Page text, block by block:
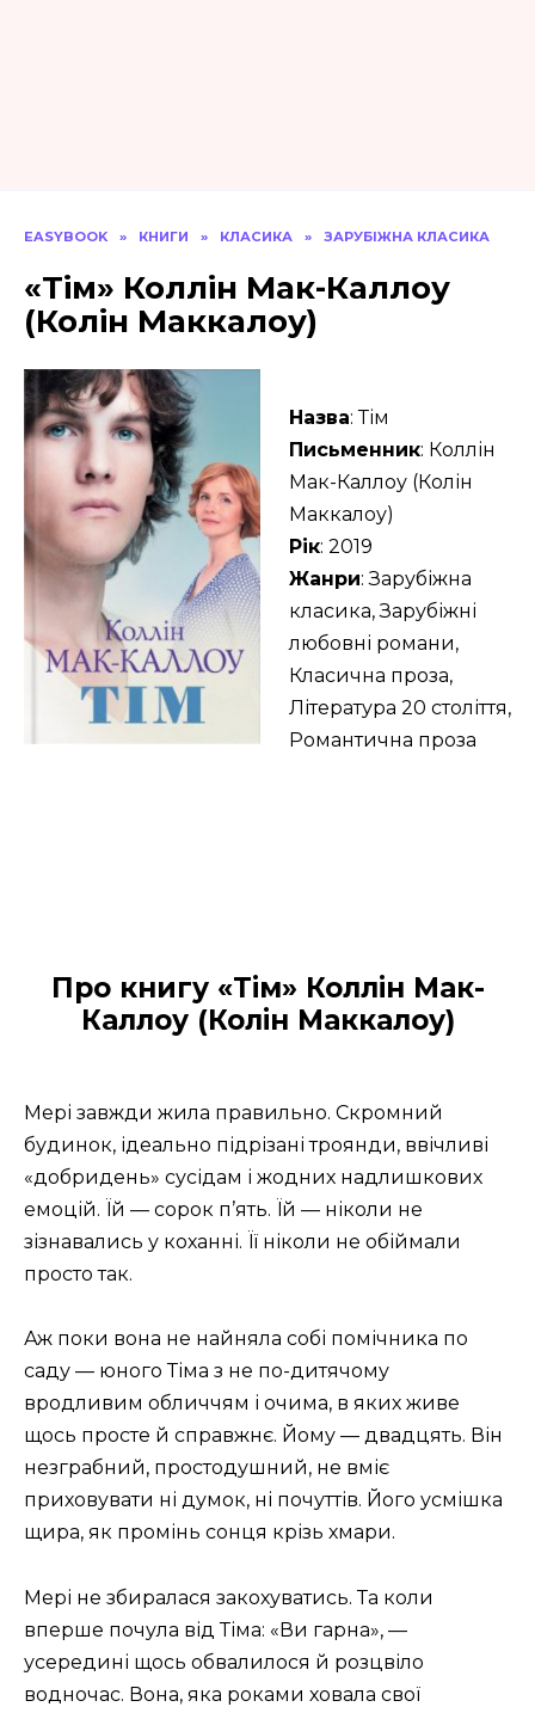
EASYBOOK » КНИГИ » КЛАСИКА » ЗАРУБІЖНА КЛАСИКА
«Тім» Коллін Мак-Каллоу
(Колін Маккалоу)
Назва: Тім
Письменник: Коллін
Мак-Каллоу (Колін
Маккалоу)
Рік: 2019
Жанри: Зарубіжна
класика, Зарубіжні
любовні романи,
Класична проза,
Література 20 століття,
Романтична проза
Про книгу «Тім» Коллін Мак-
Каллоу (Колін Маккалоу)
Мері завжди жила правильно. Скромний
будинок, ідеально підрізані троянди, ввічливі
«добридень» сусідам і жодних надлишкових
емоцій. Їй — сорок п’ять. Їй — ніколи не
зізнавались у коханні. Її ніколи не обіймали
просто так.
Аж поки вона не найняла собі помічника по
саду — юного Тіма з не по-дитячому
вродливим обличчям і очима, в яких живе
щось просте й справжнє. Йому — двадцять. Він
незграбний, простодушний, не вміє
приховувати ні думок, ні почуттів. Його усмішка
щира, як промінь сонця крізь хмари.
Мері не збиралася закохуватись. Та коли
вперше почула від Тіма: «Ви гарна», —
усередині щось обвалилося й розцвіло
водночас. Вона, яка роками ховала свої